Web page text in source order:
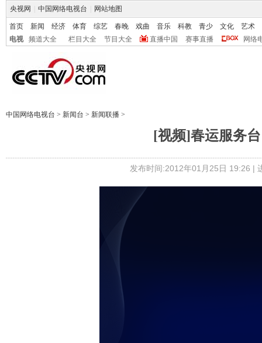
央视网 中国网络电视台 网站地图
首页 新闻 经济 体育 综艺 春晚 戏曲 音乐 科教 青少 文化
艺术
电视
频道大全 栏目大全 节目大全 直播中国 赛事直播 网络
中国网络电视台 > 新闻台 > 新闻联播 >
[视频]春运服务
发布时间:2012年01月25日 19:26 |